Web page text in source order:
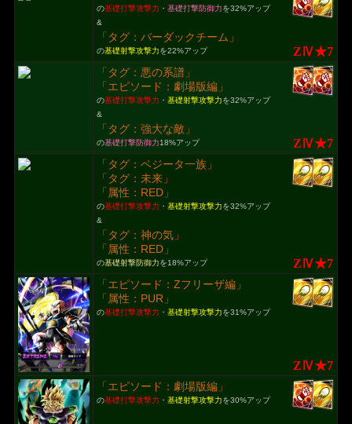
の基礎打撃攻撃力 ・ 基礎打撃防御力を32%アップ
&
「タグ：バーダックチーム」
の基礎射撃攻撃力を22%アップ ZⅣ★7
「タグ：悪の系譜」
「エピソード：劇場版編」
の基礎打撃攻撃力 ・ 基礎射撃攻撃力を32%アップ
&
「タグ：強大な敵」
の基礎打撃防御力18%アップ ZⅣ★7
「タグ：ベジータ一族」
「タグ：未来」
「属性：RED」
の基礎打撃攻撃力 ・ 基礎射撃攻撃力を32%アップ
&
「タグ：神の気」
「属性：RED」
の基礎射撃防御力を18%アップ ZⅣ★7
「エピソード：Zフリーザ編」
「属性：PUR」
の基礎打撃攻撃力 ・ 基礎射撃攻撃力を31%アップ
ZⅣ★7
「エピソード：劇場版編」
の基礎打撃攻撃力 ・ 基礎射撃攻撃力を30%アップ